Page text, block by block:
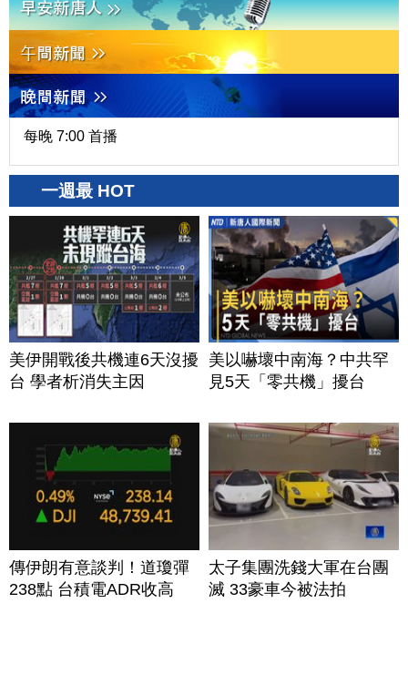
每晚 7:00 首播
一週最 HOT
美伊開戰後共機連6天沒擾
台 學者析消失主因
美以嚇壞中南海？中共罕
見5天「零共機」擾台
傳伊朗有意談判！道瓊彈
238點 台積電ADR收高
太子集團洗錢大軍在台團
滅 33豪車今被法拍